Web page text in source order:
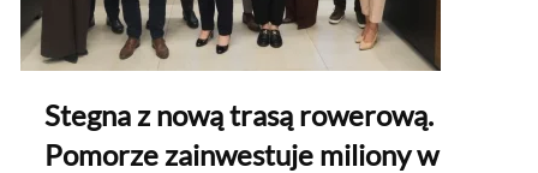
Stegna z nową trasą rowerową.
Pomorze zainwestuje miliony w